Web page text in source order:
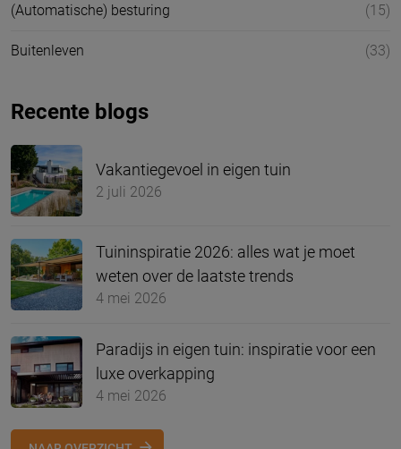
(Automatische) besturing (15)
Buitenleven (33)
Recente blogs
Vakantiegevoel in eigen tuin
2 juli 2026
Tuininspiratie 2026: alles wat je moet
weten over de laatste trends
4 mei 2026
Paradijs in eigen tuin: inspiratie voor een
luxe overkapping
4 mei 2026